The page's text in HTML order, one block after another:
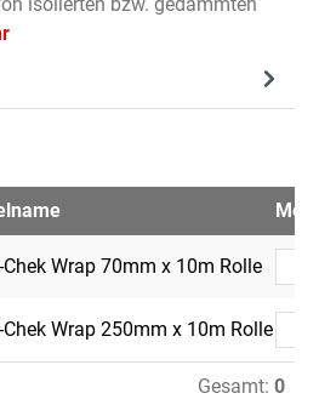
Wrap 70mm x 10m Rolle
Wrap 250mm x 10m Rolle
Gesamt: 0